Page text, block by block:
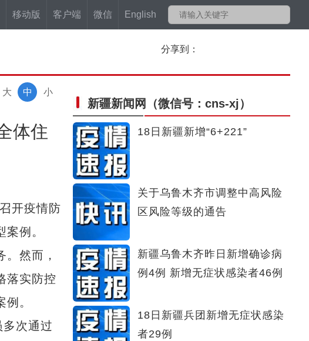
移动版 客户端 微信 English
分享到：
小
中
大
体住
开疫情防
例。
然而，
落实防控
。
次通过
新疆新闻网 （微信号：cns-xj）
18日新疆新增“6+221”
关于乌鲁木齐市调整中高风险
区风险等级的通告
新疆乌鲁木齐昨日新增确诊病
例4例 新增无症状感染者46例
18日新疆兵团新增无症状感染
者29例
初秋喀拉峻草原美若油画